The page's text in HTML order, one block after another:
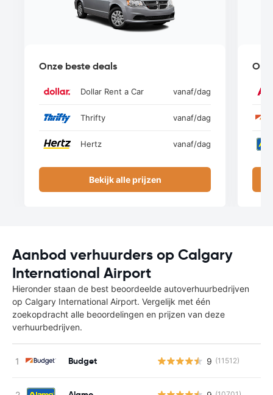
Onze beste deals
Dollar Rent a Car vanaf/dag
Thrifty vanaf/dag
Hertz vanaf/dag
Bekijk alle prijzen
Aanbod verhuurders op Calgary
International Airport
Hieronder staan de best beoordeelde autoverhuurbedrijven
op Calgary International Airport. Vergelijk met één
zoekopdracht alle beoordelingen en prijzen van deze
verhuurbedrijven.
Budget 9 (11512)